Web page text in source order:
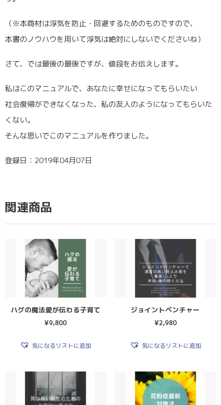
（※本商材は浮気を防止・回避するためのものですので、
本書のノウハウを用いて浮気は絶対にしないでくださいね）
さて、では最後の最後ですが、値段をお伝えします。
私はこのマニュアルで、あなたに幸せになってもらいたい
社会復帰ができなくなった、私の友人のようになってもらいた
くない。
そんな思いでこのマニュアルを作りました。
登録日：2019年04月07日
関連商品
ハグの魔法愛が伝わる子育て
¥9,800
気になるリストに追加
ジョイントベンチャー
¥2,980
気になるリストに追加